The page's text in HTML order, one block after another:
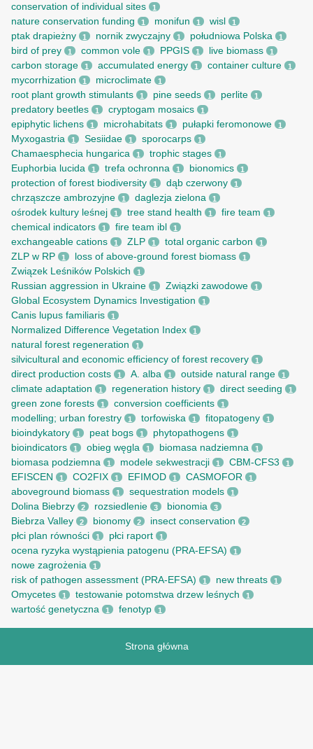
conservation of individual sites 1
nature conservation funding 1 monifun 1 wisl 1
ptak drapieżny 1 nornik zwyczajny 1 południowa Polska 1
bird of prey 1 common vole 1 PPGIS 1 live biomass 1
carbon storage 1 accumulated energy 1 container culture 1
mycorrhization 1 microclimate 1
root рlant growth stimulants 1 pine seeds 1 perlite 1
predatory beetles 1 cryptogam mosaics 1
epiphytic lichens 1 microhabitats 1 pułapki feromonowe 1
Myxogastria 1 Sesiidae 1 sporocarps 1
Chamaesphecia hungarica 1 trophic stages 1
Euphorbia lucida 1 trefa ochronna 1 bionomics 1
protection of forest biodiversity 1 dąb czerwony 1
chrząszcze ambrozyjne 1 daglezja zielona 1
ośrodek kultury leśnej 1 tree stand health 1 fire team 1
chemical indicators 1 fire team ibl 1
exchangeable cations 1 ZLP 1 total organic carbon 1
ZLP w RP 1 loss of above-ground forest biomass 1
Związek Leśników Polskich 1
Russian aggression in Ukraine 1 Związki zawodowe 1
Global Ecosystem Dynamics Investigation 1
Canis lupus familiaris 1
Normalized Difference Vegetation Index 1
natural forest regeneration 1
silvicultural and economic efficiency of forest recovery 1
direct production costs 1 A. alba 1 outside natural range 1
climate adaptation 1 regeneration history 1 direct seeding 1
green zone forests 1 conversion coefficients 1
modelling; urban forestry 1 torfowiska 1 fitopatogeny 1
bioindykatory 1 peat bogs 1 phytopathogens 1
bioindicators 1 obieg węgla 1 biomasa nadziemna 1
biomasa podziemna 1 modele sekwestracji 1 CBM-CFS3 1
EFISCEN 1 CO2FIX 1 EFIMOD 1 CASMOFOR 1
aboveground biomass 1 sequestration models 1
Dolina Biebrzy 2 rozsiedlenie 3 bionomia 3
Biebrza Valley 2 bionomy 2 insect conservation 2
płci plan równości 1 płci raport 1
ocena ryzyka wystąpienia patogenu (PRA-EFSA) 1
nowe zagrożenia 1
risk of pathogen assessment (PRA-EFSA) 1 new threats 1
Omycetes 1 testowanie potomstwa drzew leśnych 1
wartość genetyczna 1 fenotyp 1
Strona główna